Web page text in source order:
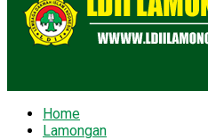
Home
Lamongan